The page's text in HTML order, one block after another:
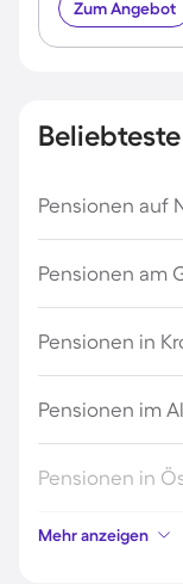
Zum Angebot
Pensionen auf
Pensionen am
Pensionen in
Pensionen im
Pensionen in
Pensionen in
Mehr anzeigen